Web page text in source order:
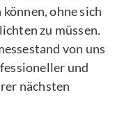
ohne sich
zu müssen.
von uns
und
nächsten